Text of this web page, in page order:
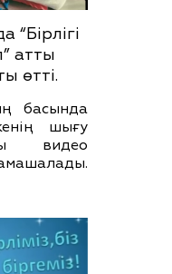
“Бірлігі
атты
өтті.
басында
шығу
видео